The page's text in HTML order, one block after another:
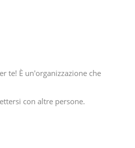
te! È un'organizzazione che
con altre persone.